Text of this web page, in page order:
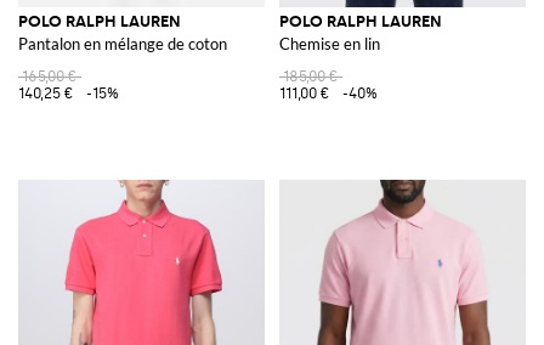
POLO RALPH LAUREN
Pantalon en mélange de coton
165,00 €
140,25 €
-15%
POLO RALPH LAUREN
Chemise en lin
185,00 €
111,00 €
-40%